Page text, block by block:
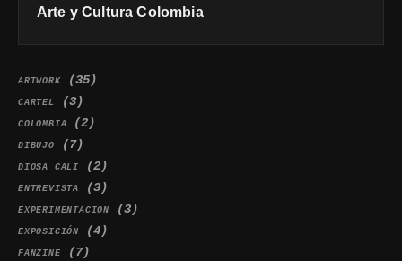
Arte y Cultura Colombia
ARTWORK(35)
CARTEL (3)
COLOMBIA (2)
DIBUJO (7)
DIOSA CALI (2)
ENTREVISTA (3)
EXPERIMENTACION (3)
EXPOSICIÓN (4)
FANZINE (7)